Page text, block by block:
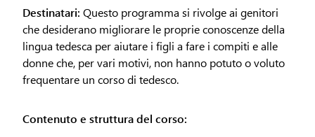
Destinatari: Questo programma si rivolge ai genitori
che desiderano migliorare le proprie conoscenze della
lingua tedesca per aiutare i figli a fare i compiti e alle
donne che, per vari motivi, non hanno potuto o voluto
frequentare un corso di tedesco.
Contenuto e struttura del corso: